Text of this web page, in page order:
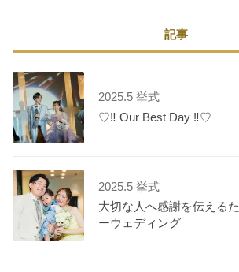
記事
2025.5 挙式
♡‼ Our Best Day ‼♡
2025.5 挙式
大切な人へ感謝を伝える
ーウェディング